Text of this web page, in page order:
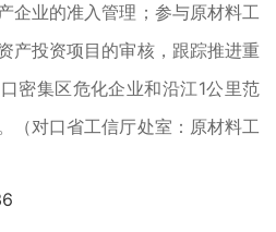
企业的准入管理；参与原材料工
产投资项目的审核，跟踪推进重
密集区危化企业和沿江1公里范
（对口省工信厅处室：原材料工